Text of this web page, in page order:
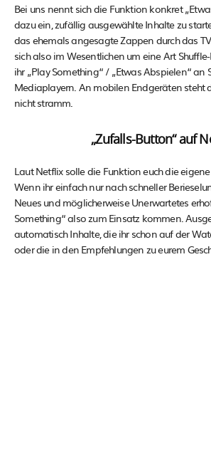
Bei uns nennt sich die Funktion konkret
dazu ein, zufällig ausgewählte Inhalte zu
das ehemals angesagte Zappen durch das
sich also im Wesentlichen um eine Art
ihr „Play Something“ / „Etwas Abspielen“ an
Mediaplayern. An mobilen Endgeräten steht
nicht stramm.
„Zufalls-Button“ auf
Laut Netflix solle die Funktion euch die
Wenn ihr einfach nur nach schneller
Neues und möglicherweise Unerwartetes
Something“ also zum Einsatz kommen.
automatisch Inhalte, die ihr schon auf der
oder die in den Empfehlungen zu eurem